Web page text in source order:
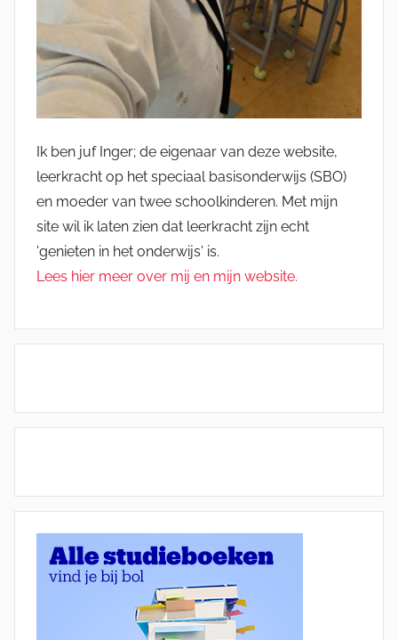
Ik ben juf Inger; de eigenaar van deze website,
leerkracht op het speciaal basisonderwijs (SBO)
en moeder van twee schoolkinderen. Met mijn
site wil ik laten zien dat leerkracht zijn echt
'genieten in het onderwijs' is.
Lees hier meer over mij en mijn website.